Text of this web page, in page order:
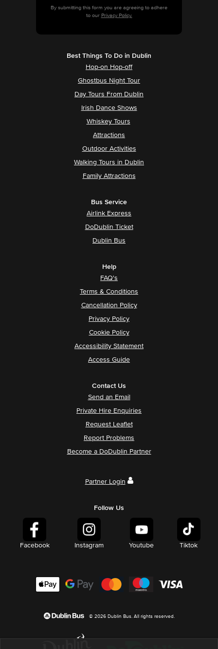
By submitting this form you are agreeing to adhere
to our Privacy Policy.
Best Things To Do in Dublin
Hop-on Hop-off
Ghostbus Night Tour
Day Tours From Dublin
Irish Dance Shows
Whiskey Tours
Attractions
Outdoor Activities
Walking Tours in Dublin
Family Attractions
Bus Service
Airlink Express
DoDublin Ticket
Dublin Bus
Help
FAQ's
Terms & Conditions
Cancellation Policy
Privacy Policy
Cookie Policy
Accessibility Statement
Access Guide
Contact Us
Send an Email
Private Hire Enquiries
Request Leaflet
Report Problems
Become a DoDublin Partner
Partner Login
Follow Us
Facebook Instagram Youtube Tiktok
© 2026 Dublin Bus. All rights reserved.